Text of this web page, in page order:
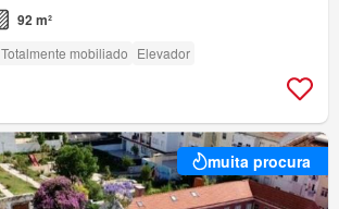
92 m²
Totalmente mobiliado Elevador
muita procura